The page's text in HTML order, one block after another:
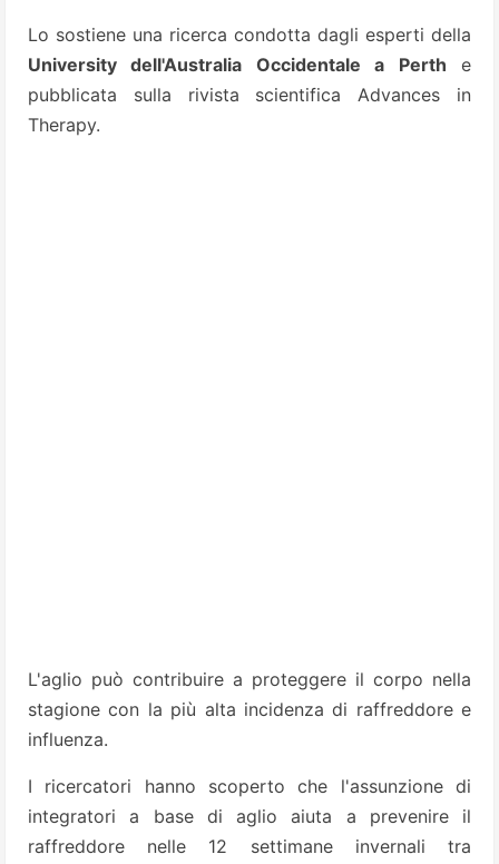
Lo sostiene una ricerca condotta dagli esperti della
University dell'Australia Occidentale a Perth e
pubblicata sulla rivista scientifica Advances in
Therapy.
L'aglio può contribuire a proteggere il corpo nella
stagione con la più alta incidenza di raffreddore e
influenza.
I ricercatori hanno scoperto che l'assunzione di
integratori a base di aglio aiuta a prevenire il
raffreddore nelle 12 settimane invernali tra